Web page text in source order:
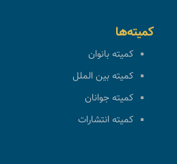
کمیته‌ها
کمیته بانوان
کمیته بین الملل
کمیته جوانان
کمیته انتشارات